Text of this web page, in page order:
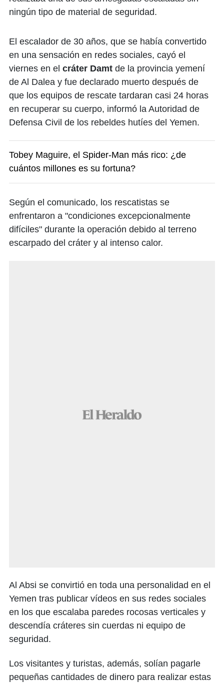
ningún tipo de material de seguridad.
El escalador de 30 años, que se había convertido
en una sensación en redes sociales, cayó el
viernes en el cráter Damt de la provincia yemení
de Al Dalea y fue declarado muerto después de
que los equipos de rescate tardaran casi 24 horas
en recuperar su cuerpo, informó la Autoridad de
Defensa Civil de los rebeldes hutíes del Yemen.
Tobey Maguire, el Spider-Man más rico: ¿de
cuántos millones es su fortuna?
Según el comunicado, los rescatistas se
enfrentaron a "condiciones excepcionalmente
difíciles" durante la operación debido al terreno
escarpado del cráter y al intenso calor.
Al Absi se convirtió en toda una personalidad en el
Yemen tras publicar vídeos en sus redes sociales
en los que escalaba paredes rocosas verticales y
descendía cráteres sin cuerdas ni equipo de
seguridad.
Los visitantes y turistas, además, solían pagarle
pequeñas cantidades de dinero para realizar estas